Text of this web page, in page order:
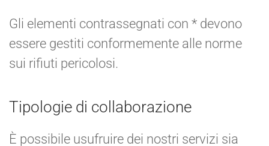
Gli elementi contrassegnati con * devono
essere gestiti conformemente alle norme
sui rifiuti pericolosi.
Tipologie di collaborazione
È possibile usufruire dei nostri servizi sia